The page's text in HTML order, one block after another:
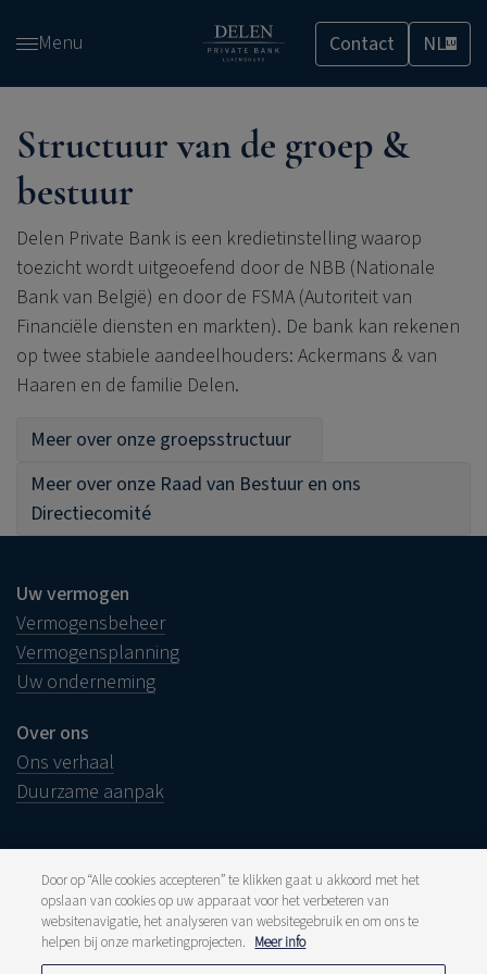
en
inhoud
gaan
Menu Contact NLLU
Structuur van de groep &
bestuur
Delen Private Bank is een kredietinstelling waarop
toezicht wordt uitgeoefend door de NBB (Nationale
Bank van België) en door de FSMA (Autoriteit van
Financiële diensten en markten). De bank kan rekenen
op twee stabiele aandeelhouders: Ackermans & van
Haaren en de familie Delen.
Meer over onze groepsstructuur
Meer over onze Raad van Bestuur en ons
Directiecomité
Uw vermogen
Vermogensbeheer
Vermogensplanning
Uw onderneming
Over ons
Ons verhaal
Duurzame aanpak
Juridische info
Disclaimer
Klacht
Klokkenluiders
Door op “Alle cookies accepteren” te klikken gaat u akkoord met het
opslaan van cookies op uw apparaat voor het verbeteren van
websitenavigatie, het analyseren van websitegebruik en om ons te
helpen bij onze marketingprojecten. Meer info